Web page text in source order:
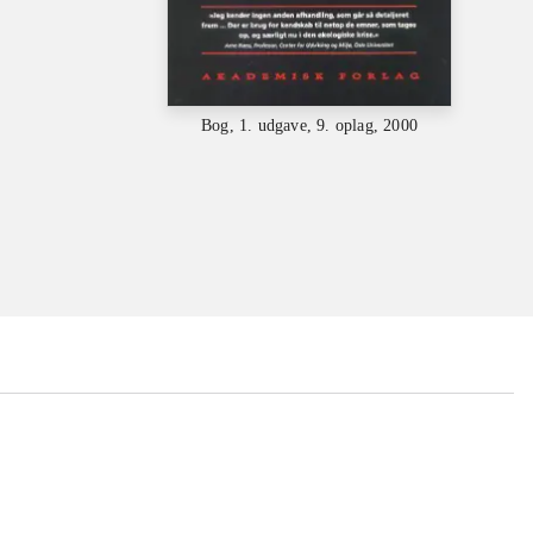
Bog, 1. udgave, 9. oplag, 2000